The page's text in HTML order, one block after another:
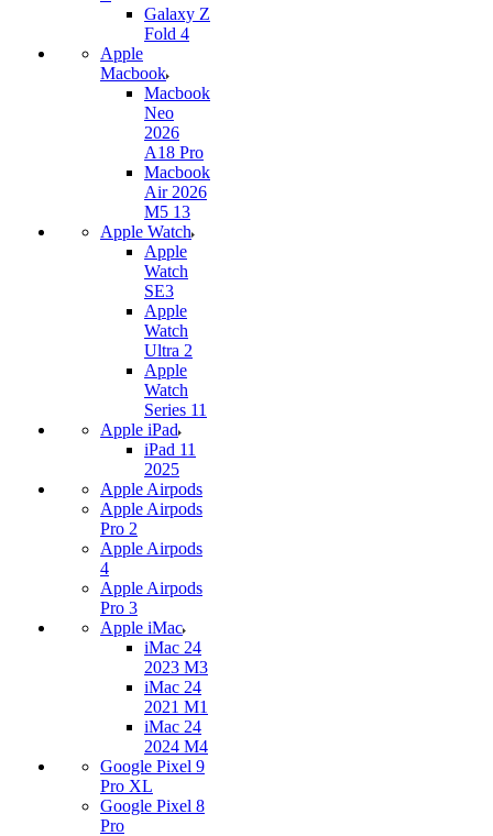
Galaxy Z
Fold 4
Apple
Macbook
Macbook
Neo
2026
A18 Pro
Macbook
Air 2026
M5 13
Apple Watch
Apple
Watch
SE3
Apple
Watch
Ultra 2
Apple
Watch
Series 11
Apple iPad
iPad 11
2025
Apple Airpods
Apple Airpods
Pro 2
Apple Airpods
4
Apple Airpods
Pro 3
Apple iMac
iMac 24
2023 M3
iMac 24
2021 M1
iMac 24
2024 M4
Google Pixel 9
Pro XL
Google Pixel 8
Pro